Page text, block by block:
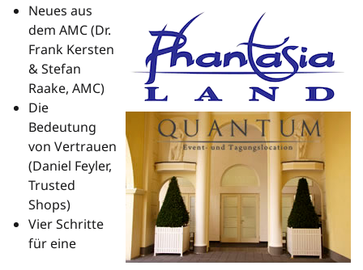
Neues aus
dem AMC (Dr.
Frank Kersten
& Stefan
Raake, AMC)
Die
Bedeutung
von Vertrauen
(Daniel Feyler,
Trusted
Shops)
Vier Schritte
für eine